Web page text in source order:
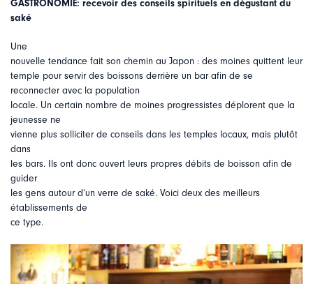
GASTRONOMIE: recevoir des conseils spirituels en dégustant du
saké
Une
nouvelle tendance fait son chemin au Japon : des moines quittent leur
temple pour servir des boissons derrière un bar afin de se
reconnecter avec la population
locale. Un certain nombre de moines progressistes déplorent que la
jeunesse ne
vienne plus solliciter de conseils dans les temples locaux, mais plutôt
dans
les bars. Ils ont donc ouvert leurs propres débits de boisson afin de
guider
les gens autour d’un verre de saké. Voici deux des meilleurs
établissements de
ce type.